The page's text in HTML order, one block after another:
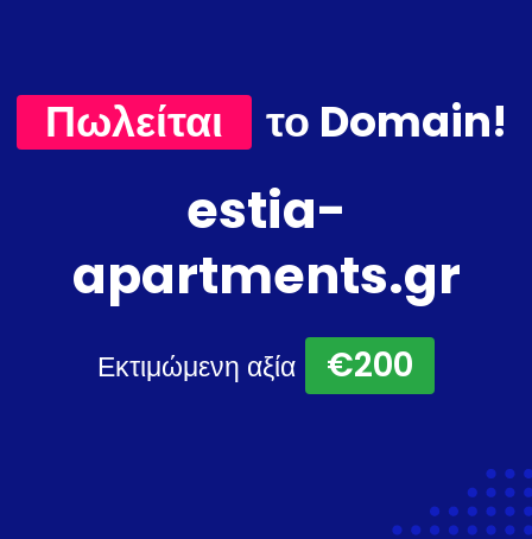
Πωλείται το Domain!
estia-
apartments.gr
Εκτιμώμενη αξία €200